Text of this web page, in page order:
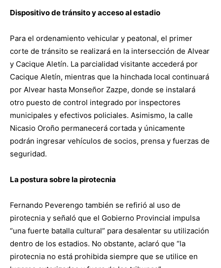
Dispositivo de tránsito y acceso al estadio
Para el ordenamiento vehicular y peatonal, el primer
corte de tránsito se realizará en la intersección de Alvear
y Cacique Aletín. La parcialidad visitante accederá por
Cacique Aletín, mientras que la hinchada local continuará
por Alvear hasta Monseñor Zazpe, donde se instalará
otro puesto de control integrado por inspectores
municipales y efectivos policiales. Asimismo, la calle
Nicasio Oroño permanecerá cortada y únicamente
podrán ingresar vehículos de socios, prensa y fuerzas de
seguridad.
La postura sobre la pirotecnia
Fernando Peverengo también se refirió al uso de
pirotecnia y señaló que el Gobierno Provincial impulsa
“una fuerte batalla cultural” para desalentar su utilización
dentro de los estadios. No obstante, aclaró que “la
pirotecnia no está prohibida siempre que se utilice en